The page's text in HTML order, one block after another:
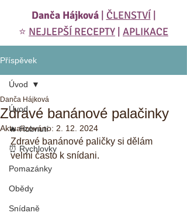
Danča Hájková| ČLENSTVÍ
⭐️ NEJLEPŠÍ RECEPTY APLIKACE
Příspěvek
Úvod
🔥 Hubnutí
⏰ Rychlovky
Pomazánky
Obědy
Snídaně
Úvod
Zdravé banánové palačinky
Danča Hájková
Aktualizováno: 2. 12. 2024
Zdravé banánové paličky si dělám
velmi často k snídani.